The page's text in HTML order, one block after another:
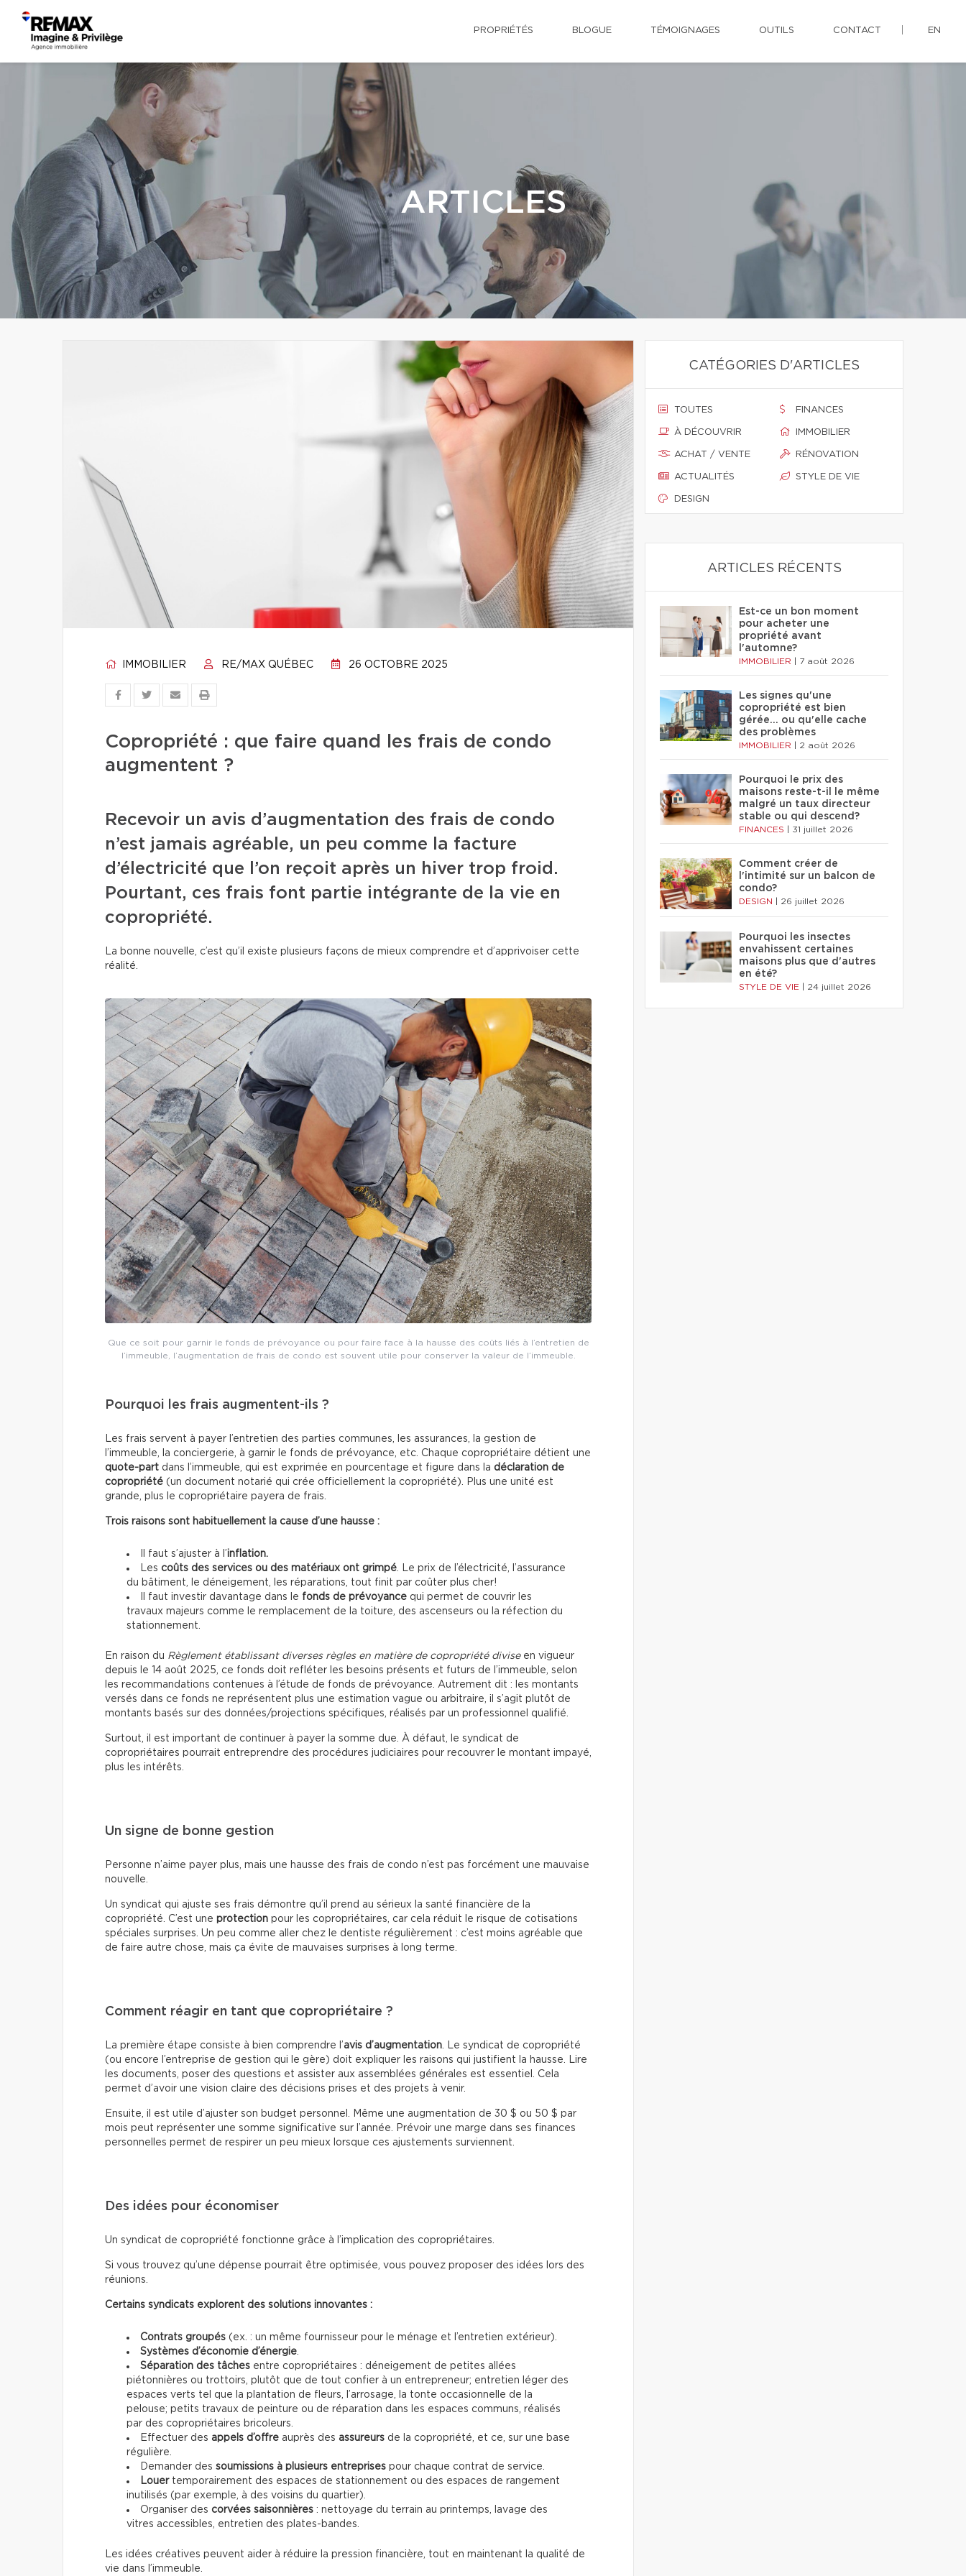
PROPRIÉTÉS BLOGUE TÉMOIGNAGES OUTILS CONTACT EN
ARTICLES
IMMOBILIER RE/MAX QUÉBEC 26 OCTOBRE 2025
Copropriété : que faire quand les frais de condo
augmentent ?
Recevoir un avis d’augmentation des frais de condo
n’est jamais agréable, un peu comme la facture
d’électricité que l’on reçoit après un hiver trop froid.
Pourtant, ces frais font partie intégrante de la vie en
copropriété.
La bonne nouvelle, c’est qu’il existe plusieurs façons de mieux comprendre et d’apprivoiser cette
réalité.
Que ce soit pour garnir le fonds de prévoyance ou pour faire face à la hausse des coûts liés à l’entretien de
l’immeuble, l’augmentation de frais de condo est souvent utile pour conserver la valeur de l’immeuble.
Pourquoi les frais augmentent-ils ?
Les frais servent à payer l’entretien des parties communes, les assurances, la gestion de
l’immeuble, la conciergerie, à garnir le fonds de prévoyance, etc. Chaque copropriétaire détient une
quote-part dans l’immeuble, qui est exprimée en pourcentage et figure dans la déclaration de
copropriété (un document notarié qui crée officiellement la copropriété). Plus une unité est
grande, plus le copropriétaire payera de frais.
Trois raisons sont habituellement la cause d’une hausse :
Il faut s’ajuster à l’inflation.
Les coûts des services ou des matériaux ont grimpé . Le prix de l’électricité, l’assurance
du bâtiment, le déneigement, les réparations, tout finit par coûter plus cher!
Il faut investir davantage dans le fonds de prévoyance qui permet de couvrir les
travaux majeurs comme le remplacement de la toiture, des ascenseurs ou la réfection du
stationnement.
En raison du Règlement établissant diverses règles en matière de copropriété diviseen vigueur
depuis le 14 août 2025, ce fonds doit refléter les besoins présents et futurs de l’immeuble, selon
les recommandations contenues à l’étude de fonds de prévoyance. Autrement dit : les montants
versés dans ce fonds ne représentent plus une estimation vague ou arbitraire, il s’agit plutôt de
montants basés sur des données/projections spécifiques, réalisés par un professionnel qualifié.
Surtout, il est important de continuer à payer la somme due. À défaut, le syndicat de
copropriétaires pourrait entreprendre des procédures judiciaires pour recouvrer le montant impayé,
plus les intérêts.
Un signe de bonne gestion
Personne n’aime payer plus, mais une hausse des frais de condo n’est pas forcément une mauvaise
nouvelle.
Un syndicat qui ajuste ses frais démontre qu’il prend au sérieux la santé financière de la
copropriété. C’est une protection pour les copropriétaires, car cela réduit le risque de cotisations
spéciales surprises. Un peu comme aller chez le dentiste régulièrement : c’est moins agréable que
de faire autre chose, mais ça évite de mauvaises surprises à long terme.
Comment réagir en tant que copropriétaire ?
La première étape consiste à bien comprendre l’avis d’augmentation . Le syndicat de copropriété
(ou encore l’entreprise de gestion qui le gère) doit expliquer les raisons qui justifient la hausse. Lire
les documents, poser des questions et assister aux assemblées générales est essentiel. Cela
permet d’avoir une vision claire des décisions prises et des projets à venir.
Ensuite, il est utile d’ajuster son budget personnel. Même une augmentation de 30 $ ou 50 $ par
mois peut représenter une somme significative sur l’année. Prévoir une marge dans ses finances
personnelles permet de respirer un peu mieux lorsque ces ajustements surviennent.
Des idées pour économiser
Un syndicat de copropriété fonctionne grâce à l’implication des copropriétaires.
Si vous trouvez qu’une dépense pourrait être optimisée, vous pouvez proposer des idées lors des
réunions.
Certains syndicats explorent des solutions innovantes :
Contrats groupés (ex. : un même fournisseur pour le ménage et l’entretien extérieur).
Systèmes d’économie d’énergie
Séparation des tâches entre copropriétaires : déneigement de petites allées
piétonnières ou trottoirs, plutôt que de tout confier à un entrepreneur; entretien léger des
espaces verts tel que la plantation de fleurs, l’arrosage, la tonte occasionnelle de la
pelouse; petits travaux de peinture ou de réparation dans les espaces communs, réalisés
par des copropriétaires bricoleurs.
Effectuer des appels d’offre auprès des assureurs de la copropriété, et ce, sur une base
régulière.
Demander des soumissions à plusieurs entreprises pour chaque contrat de service.
Louertemporairement des espaces de stationnement ou des espaces de rangement
inutilisés (par exemple, à des voisins du quartier).
Organiser des corvées saisonnières : nettoyage du terrain au printemps, lavage des
vitres accessibles, entretien des plates-bandes.
Les idées créatives peuvent aider à réduire la pression financière, tout en maintenant la qualité de
vie dans l’immeuble.
CATÉGORIES D'ARTICLES
TOUTES
À DÉCOUVRIR
ACHAT / VENTE
ACTUALITÉS
DESIGN
FINANCES
IMMOBILIER
RÉNOVATION
STYLE DE VIE
ARTICLES RÉCENTS
Est-ce un bon moment
pour acheter une
propriété avant
l'automne?
IMMOBILIER 7 août 2026
Les signes qu'une
copropriété est bien
gérée… ou qu'elle cache
des problèmes
IMMOBILIER 2 août 2026
Pourquoi le prix des
maisons reste-t-il le même
malgré un taux directeur
stable ou qui descend?
FINANCES 31 juillet 2026
Comment créer de
l'intimité sur un balcon de
condo?
DESIGN 26 juillet 2026
Pourquoi les insectes
envahissent certaines
maisons plus que d'autres
en été?
STYLE DE VIE 24 juillet 2026